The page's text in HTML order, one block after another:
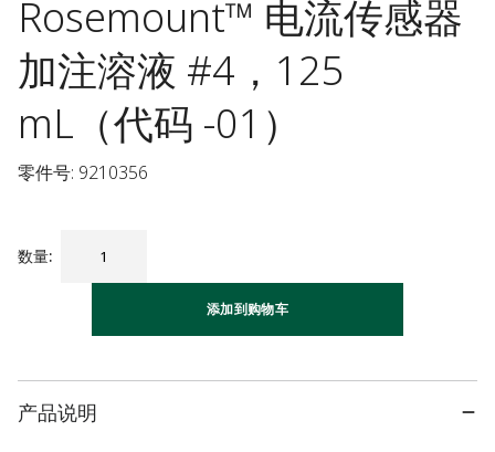
Rosemount™ 电流传感器
加注溶液 #4，125
mL（代码 -01）
零件号: 9210356
数量:
添加到购物车
产品说明